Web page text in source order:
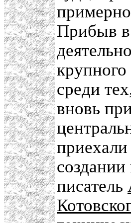
Прибыв в
среди
вновь
писатель